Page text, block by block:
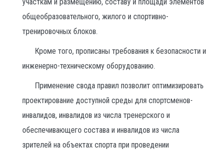
общеобразовательного, жилого и спортивно-
тренировочных блоков.
Кроме того, прописаны требования к безопасности и
инженерно-техническому оборудованию.
Применение свода правил позволит оптимизировать
проектирование доступной среды для спортсменов-
инвалидов, инвалидов из числа тренерского и
обеспечивающего состава и инвалидов из числа
зрителей на объектах спорта при проведении